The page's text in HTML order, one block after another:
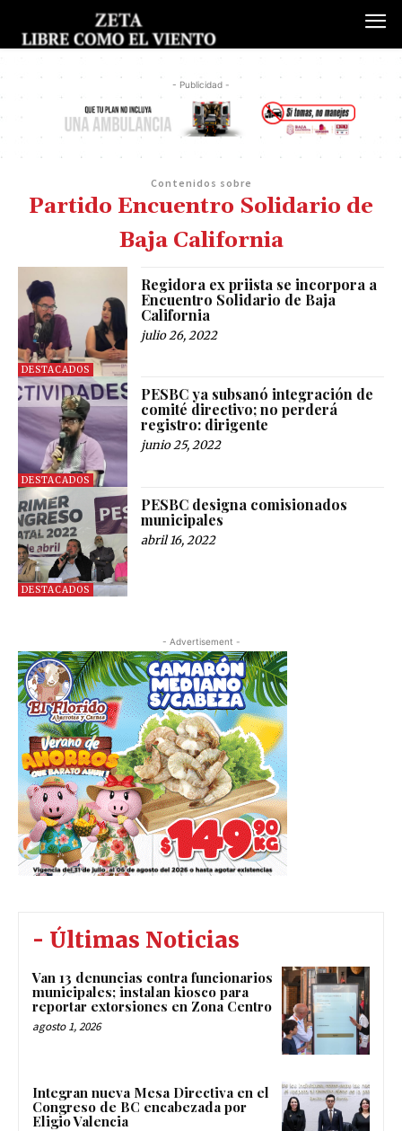
- Publicidad -
Contenidos sobre
Partido Encuentro Solidario de
Baja California
DESTACADOS
Regidora ex priista se incorpora a
Encuentro Solidario de Baja
California
julio 26, 2022
DESTACADOS
PESBC ya subsanó integración de
comité directivo; no perderá
registro: dirigente
junio 25, 2022
DESTACADOS
PESBC designa comisionados
municipales
abril 16, 2022
- Advertisement -
- Últimas Noticias
Van 13 denuncias contra funcionarios
municipales; instalan kiosco para
reportar extorsiones en Zona Centro
agosto 1, 2026
Integran nueva Mesa Directiva en el
Congreso de BC encabezada por
Eligio Valencia